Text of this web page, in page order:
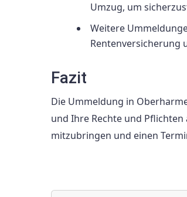
Umzug, um
Weitere
Rentenversicherung
Fazit
Die Ummeldung in
und Ihre Rechte und
mitzubringen und einen